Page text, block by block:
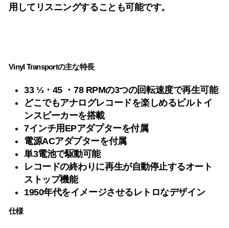
用してリスニングすることも可能です。
Vinyl Transportの主な特長
33 ⅓・45 ・78 RPMの3つの回転速度で再生可能
どこでもアナログレコードを楽しめるビルトイ
ンスピーカーを搭載
7インチ用EPアダプターを付属
電源ACアダプターを付属
単3電池で駆動可能
レコードの終わりに再生が自動停止するオート
ストップ機能
1950年代をイメージさせるレトロなデザイン
仕様